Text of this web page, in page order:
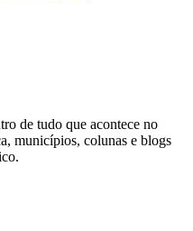
de tudo que acontece no
municípios, colunas e blogs